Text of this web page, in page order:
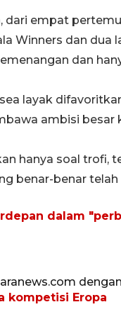
dari empat
Winners dan dua
dan
layak
ambisi besar
hanya soal trofi,
benar-benar
dalam
kompetisi Eropa